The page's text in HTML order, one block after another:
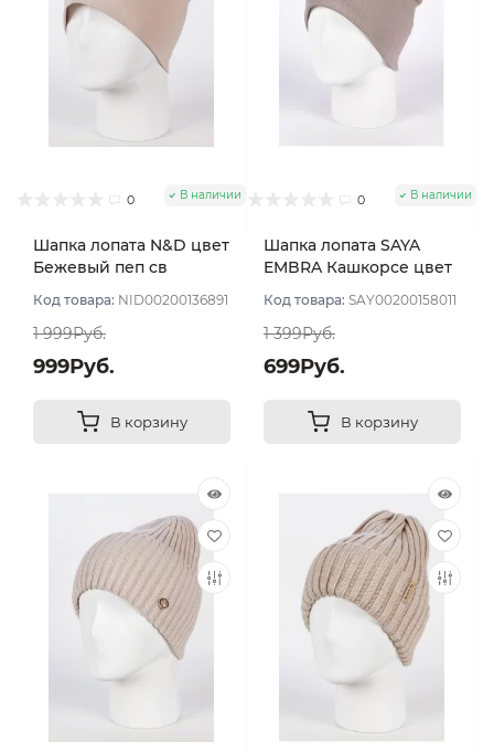
0 В наличии
Шапка лопата N&D цвет
Бежевый пеп св
Код товара: NID00200136891
1 999Руб.
999Руб.
В корзину
0 В наличии
Шапка лопата SAYA
EMBRA Кашкорсе цвет
Код товара: SAY00200158011
1 399Руб.
699Руб.
В корзину